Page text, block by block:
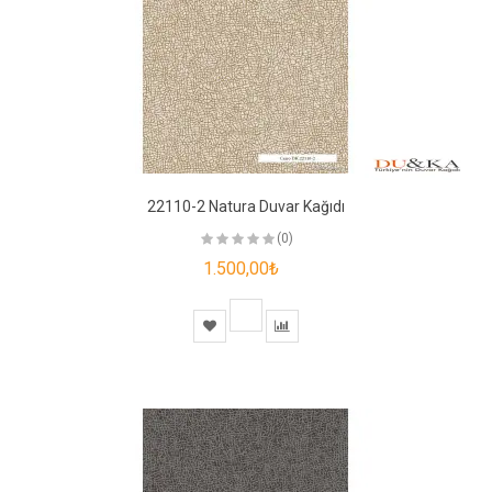
22110-2 Natura Duvar Kağıdı
(0)
1.500,00₺